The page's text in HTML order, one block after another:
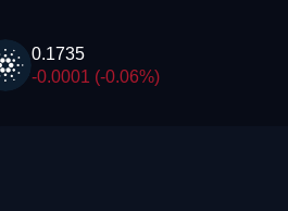
0.1735
-0.0001 (-0.06%)